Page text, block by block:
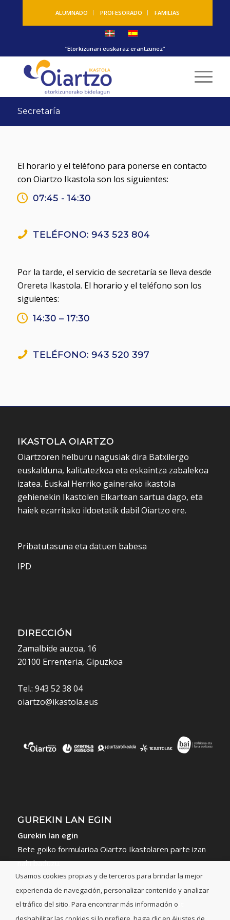
ALUMNADO PROFESORADO FAMILIAS
“Etorkizunari euskaraz erantzunez”
Secretaría
El horario y el teléfono para ponerse en contacto
con Oiartzo Ikastola son los siguientes:
07:45 - 14:30
TELÉFONO: 943 523 804
Por la tarde, el servicio de secretaría se lleva desde
Orereta Ikastola. El horario y el teléfono son los
siguientes:
14:30 – 17:30
TELÉFONO: 943 520 397
IKASTOLA OIARTZO
Oiartzoren helburu nagusiak dira Batxilergo
euskalduna, kalitatezkoa eta eskaintza zabalekoa
izatea. Euskal Herriko gainerako ikastola
gehienekin Ikastolen Elkartean sartua dago, eta
haiek ezarritako ildoetatik dabil Oiartzo ere.
Pribatutasuna eta datuen babesa
IPD
DIRECCIÓN
Zamalbide auzoa, 16
20100 Errenteria, Gipuzkoa
Tel.: 943 52 38 04
oiartzo@ikastola.eus
GUREKIN LAN EGIN
Gurekin lan egin
Bete goiko formularioa Oiartzo Ikastolaren parte izan
nahi baduzu.
Lan eskaintzak
Eman izena zure profilarekin edota nahiekin bat
Usamos cookies propias y de terceros para brindar la mejor
experiencia de navegación, personalizar contenido y analizar
el tráfico del sitio. Para encontrar más información o